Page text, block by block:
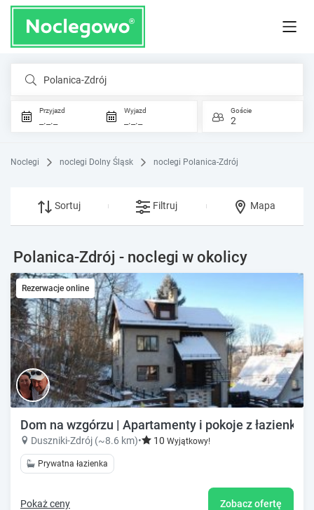
Polanica-Zdrój
Przyjazd
_._._
Wyjazd
_._._
Goście
2
Noclegi noclegi Dolny Śląsk noclegi Polanica-Zdrój
Sortuj Filtruj Mapa
Polanica-Zdrój - noclegi w okolicy
Rezerwacje online
Dom na wzgórzu | Apartamenty i pokoje z
Duszniki-Zdrój (~8.6 km)• 10 Wyjątkowy!
Prywatna łazienka
Pokaż ceny Zobacz ofertę